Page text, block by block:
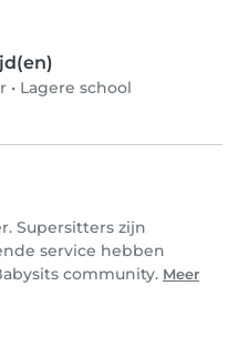
• Lagere school
Supersitters zijn
service hebben
community. Meer